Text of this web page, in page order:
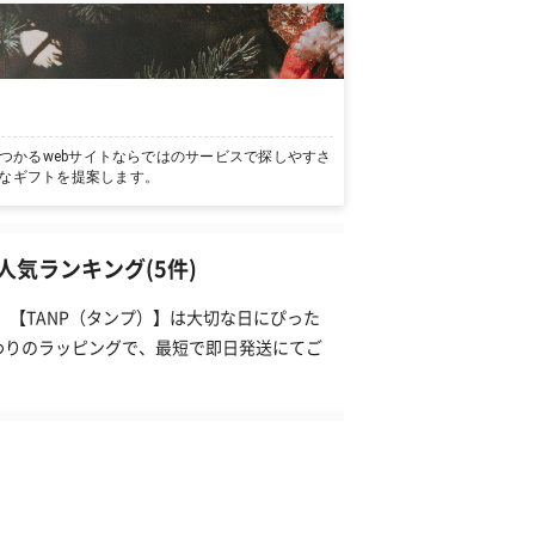
かるwebサイトならではのサービスで探しやすさ
ギフトを提案します。
気ランキング(5件)
TANP（タンプ）】は大切な日にぴった
のラッピングで、最短で即日発送にてご